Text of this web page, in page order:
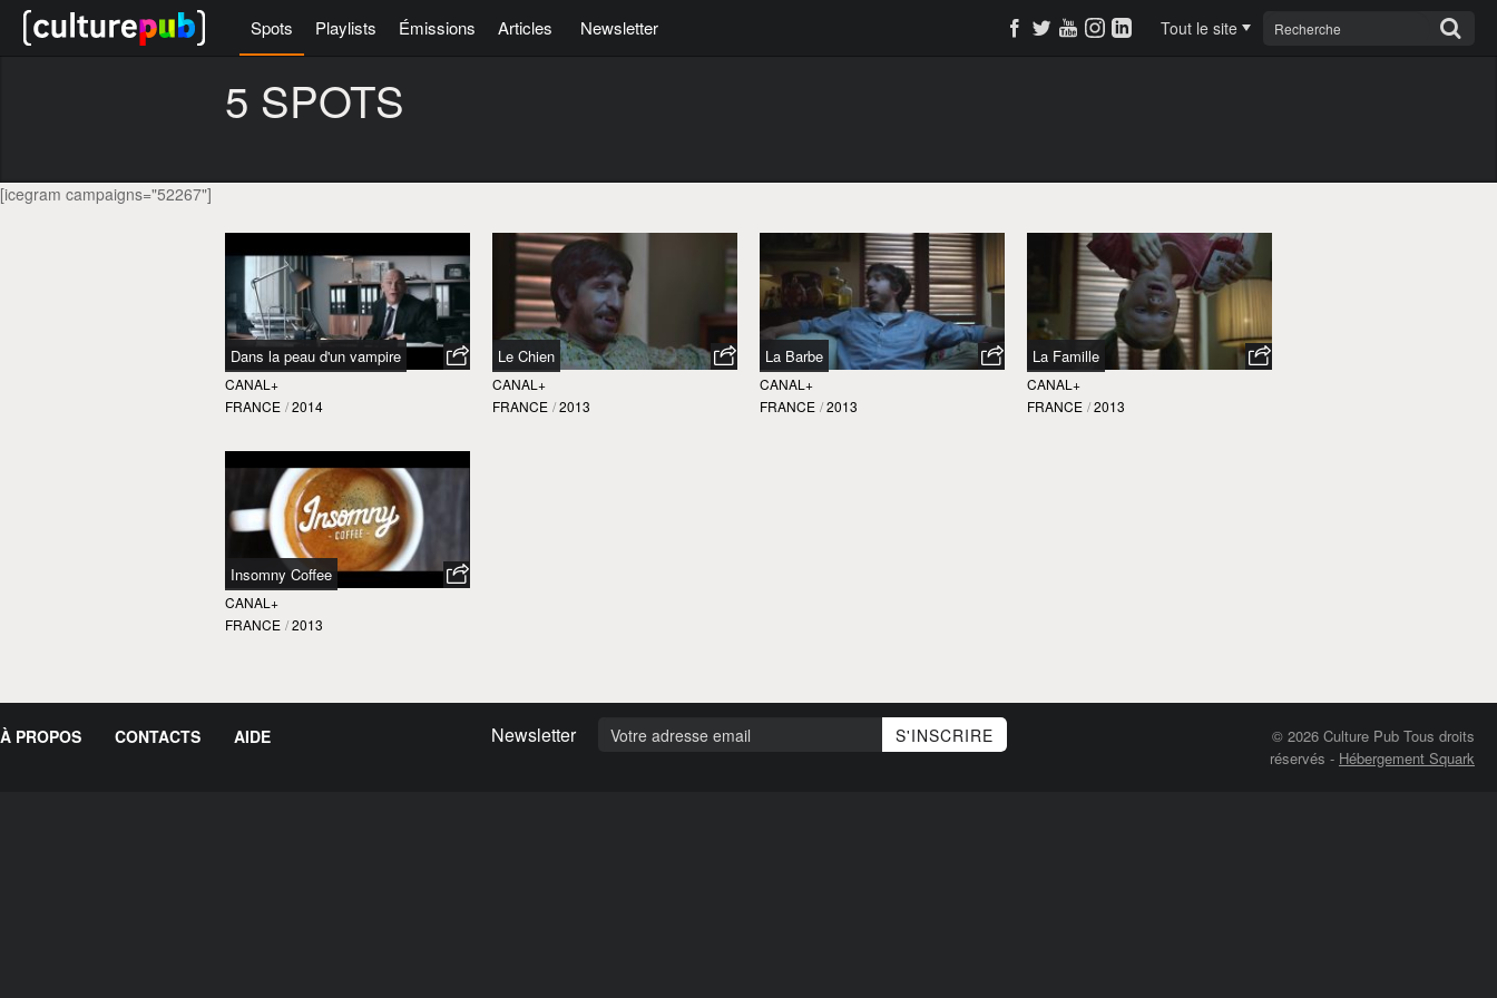
Spots Playlists Émissions Articles Newsletter Tout le site
5 SPOTS
[icegram campaigns="52267"]
Dans la peau d'un vampire
CANAL+
FRANCE / 2014
Le Chien
CANAL+
FRANCE / 2013
La Barbe
CANAL+
FRANCE / 2013
La Famille
CANAL+
FRANCE / 2013
Insomny Coffee
CANAL+
FRANCE / 2013
À PROPOS CONTACTS AIDE Newsletter
© 2026 Culture Pub Tous droits
réservés - Hébergement Squark